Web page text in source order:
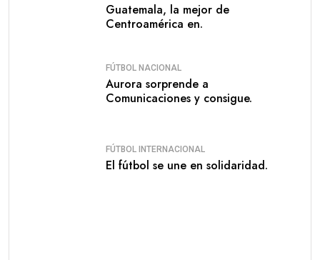
Guatemala, la mejor de
Centroamérica en.
FÚTBOL NACIONAL
Aurora sorprende a
Comunicaciones y consigue.
FÚTBOL INTERNACIONAL
El fútbol se une en solidaridad.